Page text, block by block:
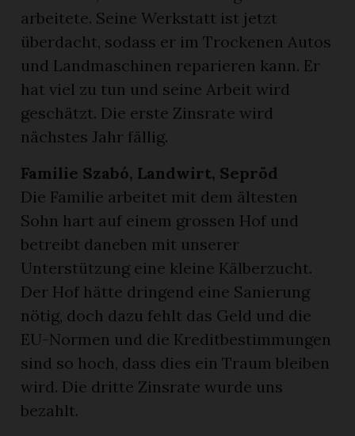
arbeitete. Seine Werkstatt ist jetzt
überdacht, sodass er im Trockenen Autos
und Landmaschinen reparieren kann. Er
hat viel zu tun und seine Arbeit wird
geschätzt. Die erste Zinsrate wird
nächstes Jahr fällig.
Familie Szabó, Landwirt, Sepröd
Die Familie arbeitet mit dem ältesten
Sohn hart auf einem grossen Hof und
betreibt daneben mit unserer
Unterstützung eine kleine Kälberzucht.
Der Hof hätte dringend eine Sanierung
nötig, doch dazu fehlt das Geld und die
EU-Normen und die Kreditbestimmungen
sind so hoch, dass dies ein Traum bleiben
wird. Die dritte Zinsrate wurde uns
bezahlt.